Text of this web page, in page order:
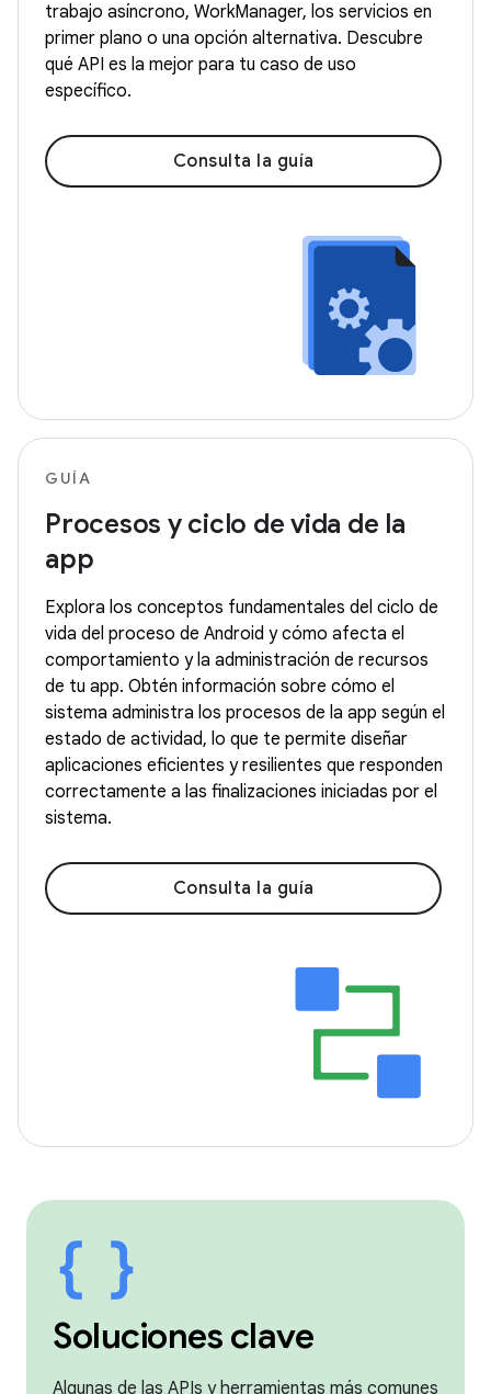
trabajo asíncrono, WorkManager, los servicios en
primer plano o una opción alternativa. Descubre
qué API es la mejor para tu caso de uso
específico.
Consulta la guía
GUÍA
Procesos y ciclo de vida de la
app
Explora los conceptos fundamentales del ciclo de
vida del proceso de Android y cómo afecta el
comportamiento y la administración de recursos
de tu app. Obtén información sobre cómo el
sistema administra los procesos de la app según el
estado de actividad, lo que te permite diseñar
aplicaciones eficientes y resilientes que responden
correctamente a las finalizaciones iniciadas por el
sistema.
Consulta la guía
Soluciones clave
Algunas de las APIs y herramientas más comunes